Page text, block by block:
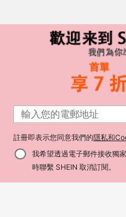
註冊即表示您同意我們的隱私和
我希望透過電子郵件接收獨
時聯繫 SHEIN 取消訂閱。